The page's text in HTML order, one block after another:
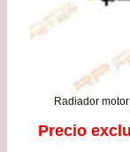
Radiador
Precio